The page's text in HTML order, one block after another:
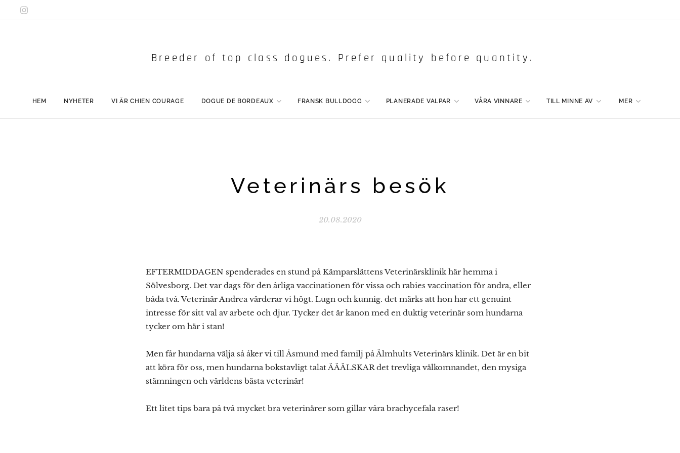
Breeder of top class dogues. Prefer quality before quantity.
HEM NYHETER VI ÄR CHIEN COURAGE DOGUE DE BORDEAUX FRANSK BULLDOGG PLANERADE VALPAR VÅRA VINNARE TILL MINNE AV MER
Veterinärs besök
20.08.2020
EFTERMIDDAGEN spenderades en stund på Kämparslättens Veterinärsklinik här hemma i
Sölvesborg. Det var dags för den årliga vaccinationen för vissa och rabies vaccination för andra, eller
båda två. Veterinär Andrea värderar vi högt. Lugn och kunnig. det märks att hon har ett genuint
intresse för sitt val av arbete och djur. Tycker det är kanon med en duktig veterinär som hundarna
tycker om här i stan!
Men får hundarna välja så åker vi till Åsmund med familj på Älmhults Veterinärs klinik. Det är en bit
att köra för oss, men hundarna bokstavligt talat ÄÄÄLSKAR det trevliga välkomnandet, den mysiga
stämningen och världens bästa veterinär!
Ett litet tips bara på två mycket bra veterinärer som gillar våra brachycefala raser!